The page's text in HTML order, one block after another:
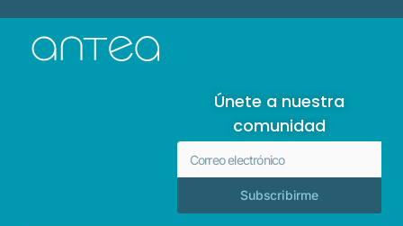
Únete a nuestra
comunidad
Subscribirme